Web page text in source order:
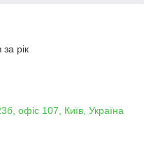
рік
офіс 107, Київ, Україна